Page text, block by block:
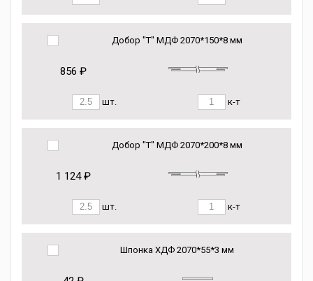
Добор "Т" МДФ 2070*150*8 мм
856 ₽
шт. к-т
Добор "Т" МДФ 2070*200*8 мм
1 124 ₽
шт. к-т
Шпонка ХДФ 2070*55*3 мм